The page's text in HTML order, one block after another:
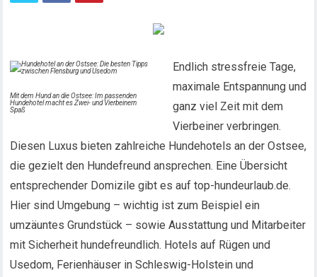
Mit dem Hund an die Ostsee: Im passenden
Hundehotel macht es Zwei- und Vierbeinern
Spaß
Endlich stressfreie Tage,
maximale Entspannung und
ganz viel Zeit mit dem
Vierbeiner verbringen.
Diesen Luxus bieten zahlreiche Hundehotels an der Ostsee,
die gezielt den Hundefreund ansprechen. Eine Übersicht
entsprechender Domizile gibt es auf top-hundeurlaub.de.
Hier sind Umgebung – wichtig ist zum Beispiel ein
umzäuntes Grundstück – sowie Ausstattung und Mitarbeiter
mit Sicherheit hundefreundlich. Hotels auf Rügen und
Usedom, Ferienhäuser in Schleswig-Holstein und